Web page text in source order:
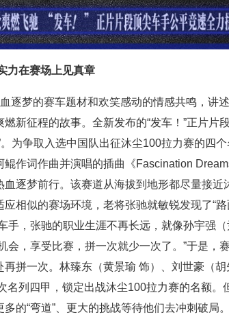
力在赛场上见真章
逐梦的赛车题材和欢笑感动的情感共鸣，讲
新征程的故事。全新发布的“发车！”正片片
为争取入选中国队出征沐尘100拉力赛的四
作词作曲并演唱的插曲《Fascination
逐梦前行。该赛道从海拔到地形都尽量接近
相似的赛场环境，老将张驰就敏锐发现了“
手，张驰的职业生涯不再长远，就像孙宇强（
会，享受比赛，拼一次就少一次了。”于是，
拼一次。林臻东（黄景瑜 饰）、刘世豪（胡
名列四甲，锁定出战沐尘100拉力赛的名额。
的“弯道”、更大的挑战等待他们去冲刺破局。